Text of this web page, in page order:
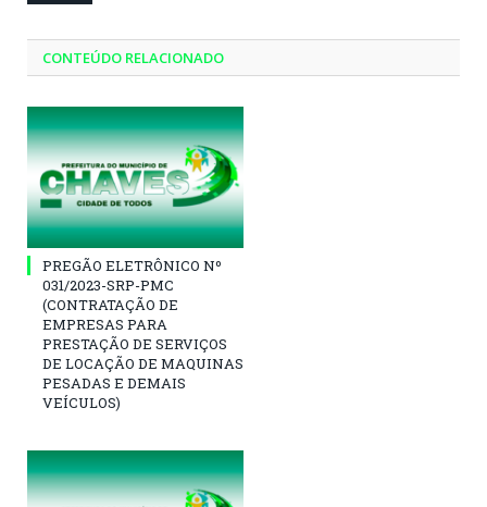
CONTEÚDO RELACIONADO
PREGÃO ELETRÔNICO Nº
031/2023-SRP-PMC
(CONTRATAÇÃO DE
EMPRESAS PARA
PRESTAÇÃO DE SERVIÇOS
DE LOCAÇÃO DE MAQUINAS
PESADAS E DEMAIS
VEÍCULOS)